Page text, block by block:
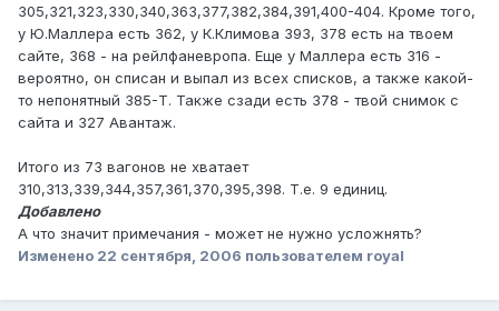
305,321,323,330,340,363,377,382,384,391,400-404. Кроме того,
у Ю.Маллера есть 362, у К.Климова 393, 378 есть на твоем
сайте, 368 - на рейлфаневропа. Еще у Маллера есть 316 -
вероятно, он списан и выпал из всех списков, а также какой-
то непонятный 385-Т. Также сзади есть 378 - твой снимок с
сайта и 327 Авантаж.
Итого из 73 вагонов не хватает
310,313,339,344,357,361,370,395,398. Т.е. 9 единиц.
Добавлено
А что значит примечания - может не нужно усложнять?
Изменено 22 сентября, 2006 пользователем royal